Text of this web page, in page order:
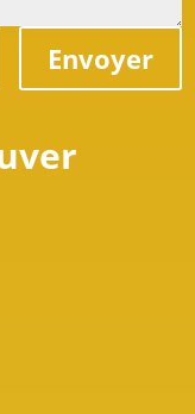
Envoyer